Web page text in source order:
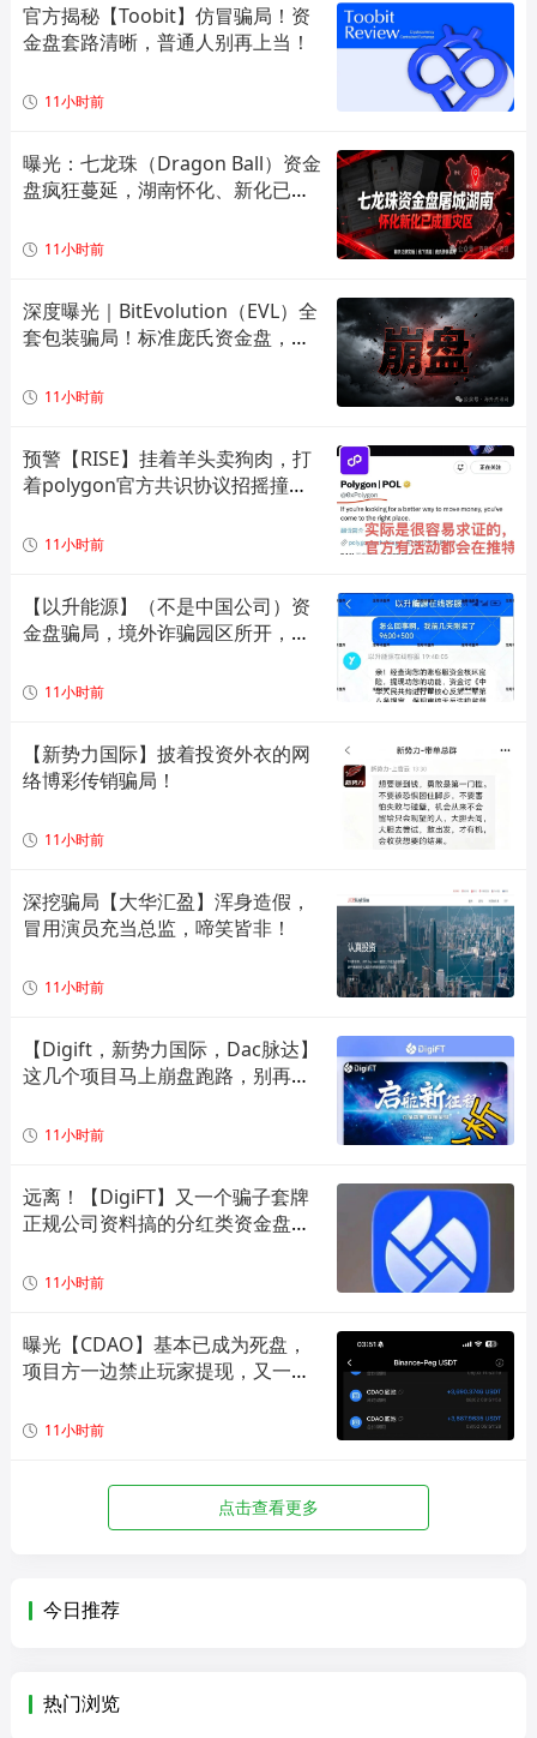
官方揭秘【Toobit】仿冒骗局！资
金盘套路清晰，普通人别再上当！
11小时前
曝光：七龙珠（Dragon Ball）资金
盘疯狂蔓延，湖南怀化、新化已成
解预警！
11小时前
深度曝光｜BitEvolution（EVL）全
套包装骗局！标准庞氏资金盘，多
11小时前
预警【RISE】挂着羊头卖狗肉，打
着polygon官方共识协议招摇撞
模型，崩盘倒计时！
11小时前
【以升能源】（不是中国公司）资
金盘骗局，境外诈骗园区所开，单
11小时前
【新势力国际】披着投资外衣的网
络博彩传销骗局！
11小时前
深挖骗局【大华汇盈】浑身造假，
冒用演员充当总监，啼笑皆非！
11小时前
【Digift，新势力国际，Dac脉达】
这几个项目马上崩盘跑路，别再被
11小时前
远离！【DigiFT】又一个骗子套牌
正规公司资料搞的分红类资金盘骗
11小时前
曝光【CDAO】基本已成为死盘，
项目方一边禁止玩家提现，又一边
11小时前
点击查看更多
今日推荐
热门浏览